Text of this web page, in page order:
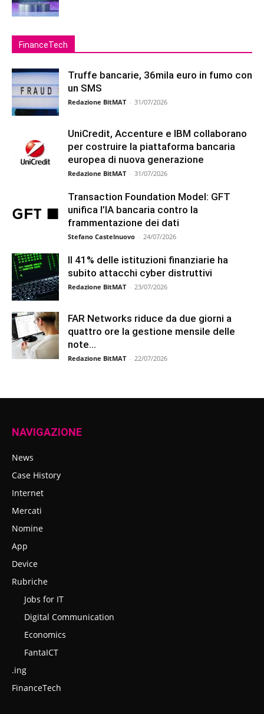
FinanceTech
Truffe bancarie, 36mila euro in fumo con
un SMS
Redazione BitMAT - 31/07/2026
UniCredit, Accenture e IBM collaborano
per costruire la piattaforma bancaria
europea di nuova generazione
Redazione BitMAT - 31/07/2026
Transaction Foundation Model: GFT
unifica l’IA bancaria contro la
frammentazione dei dati
Stefano Castelnuovo - 24/07/2026
Il 41% delle istituzioni finanziarie ha
subito attacchi cyber distruttivi
Redazione BitMAT - 23/07/2026
FAR Networks riduce da due giorni a
quattro ore la gestione mensile delle
note...
Redazione BitMAT - 22/07/2026
NAVIGAZIONE
News
Case History
Internet
Mercati
Nomine
App
Device
Rubriche
Jobs for IT
Digital Communication
Economics
FantaICT
.ing
FinanceTech